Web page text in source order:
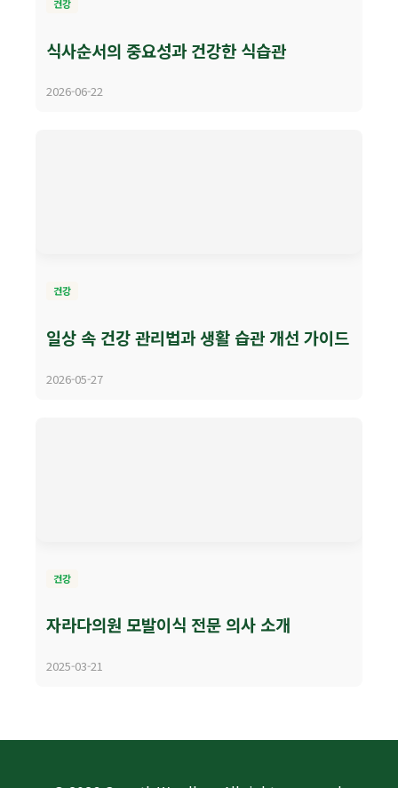
건강
식사순서의 중요성과 건강한 식습관
2026-06-22
건강
일상 속 건강 관리법과 생활 습관 개선 가이드
2026-05-27
건강
자라다의원 모발이식 전문 의사 소개
2025-03-21